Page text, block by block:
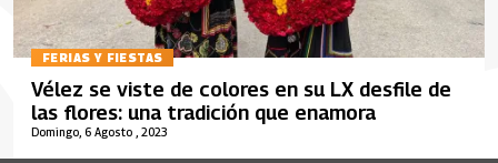
FERIAS Y FIESTAS
Domingo, 6 Agosto , 2023
Vélez se viste de colores en su LX desfile de
las flores: una tradición que enamora